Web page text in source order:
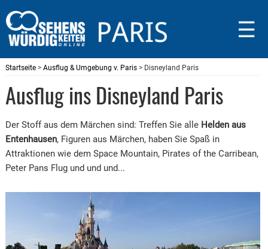
☰
Startseite> Ausflug & Umgebung v. Paris> Disneyland Paris
Ausflug ins Disneyland Paris
Der Stoff aus dem Märchen sind: Treffen Sie alle Helden aus
Entenhausen, Figuren aus Märchen, haben Sie Spaß in
Attraktionen wie dem Space Mountain, Pirates of the Carribean,
Peter Pans Flug und und und...